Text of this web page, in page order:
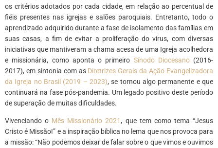
os critérios adotados por cada cidade, em relação ao percentual de
fiéis presentes nas igrejas e salões paroquiais. Entretanto, todo o
aprendizado adquirido durante a fase de isolamento das famílias em
suas casas, a fim de evitar a proliferação do vírus, com diversas
iniciativas que mantiveram a chama acesa de uma Igreja acolhedora
e missionária, como aponta o primeiro Sínodo Diocesano(2016-
2017), em sintonia com as Diretrizes Gerais da Ação Evangelizadora
da Igreja no Brasil (2019 – 2023), se tornou algo permanente e que
continuará na fase pós-pandemia. Um legado positivo deste período
de superação de muitas dificuldades.
Vivenciando o Mês Missionário 2021, que tem como tema “Jesus
Cristo é Missão!” e a inspiração bíblica no lema que nos provoca para
a missão: “Não podemos deixar de falar sobre o que vimos e ouvimos